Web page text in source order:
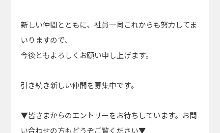
新しい仲間とともに、社員一同これからも努力してま
いりますので、
今後ともよろしくお願い申し上げます。
引き続き新しい仲間を募集中です。
▼皆さまからのエントリーをお待ちしています。お問
い合わせの方もどうぞご覧ください▼